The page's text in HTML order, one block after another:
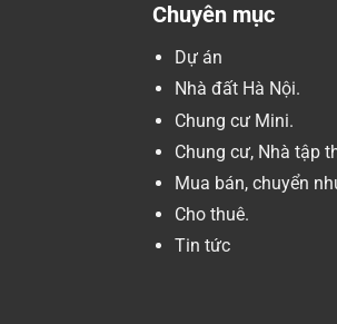
Chuyên mục
Dự án
Nhà đất Hà Nội.
Chung cư Mini.
Chung cư, Nhà tập
Mua bán, chuyển
Cho thuê.
Tin tức